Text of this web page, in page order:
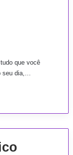
que você
seu dia,…